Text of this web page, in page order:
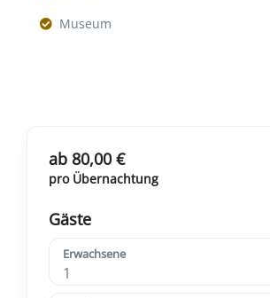
Museum
ab 80,00 €
pro Übernachtung
Gäste
Erwachsene
1